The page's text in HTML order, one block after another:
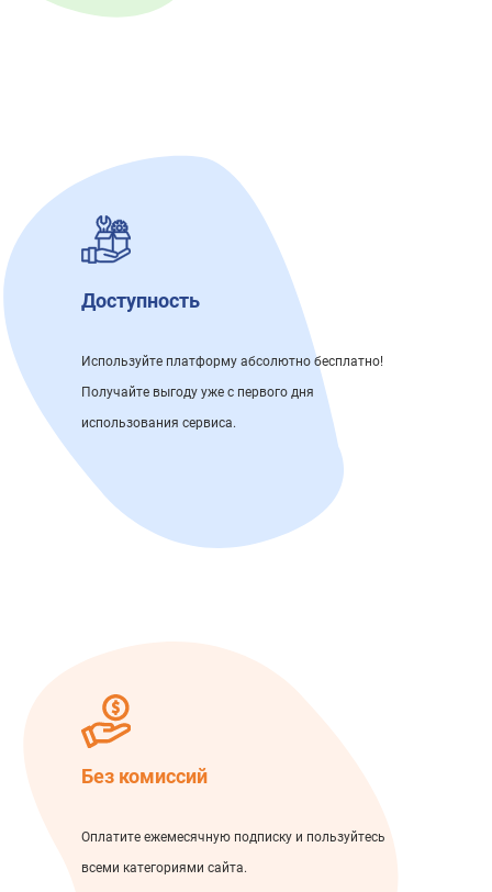
Доступность
Используйте платформу абсолютно бесплатно!
Получайте выгоду уже с первого дня
использования сервиса.
Без комиссий
Оплатите ежемесячную подписку и пользуйтесь
всеми категориями сайта.